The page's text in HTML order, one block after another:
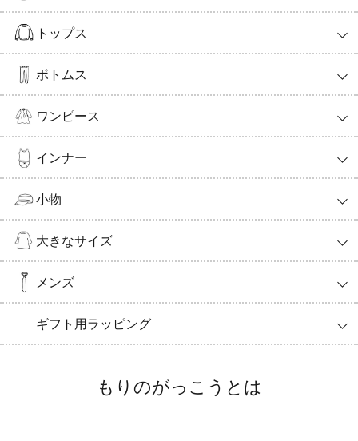
トップス
ボトムス
ワンピース
インナー
小物
大きなサイズ
メンズ
ギフト用ラッピング
もりのがっこうとは